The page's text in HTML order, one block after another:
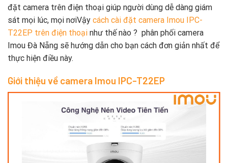
đặt camera trên điện thoại giúp người dùng dễ dàng giám
sát mọi lúc, mọi nơiVậy cách cài đặt camera Imou IPC-
T22EP trên điện thoại như thế nào ? phân phối camera
Imou Đà Nẵng sẽ hướng dẫn cho bạn cách đơn giản nhất để
thực hiện điều này.
Giới thiệu về camera Imou IPC-T22EP